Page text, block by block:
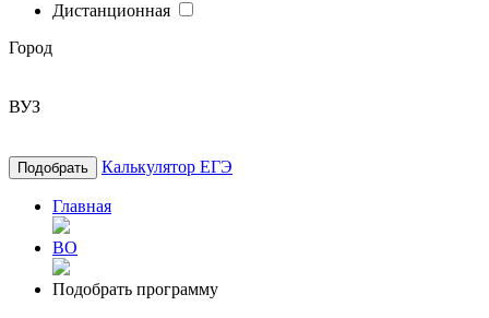
Дистанционная
Город
ВУЗ
Подобрать Калькулятор ЕГЭ
Главная
ВО
Подобрать программу